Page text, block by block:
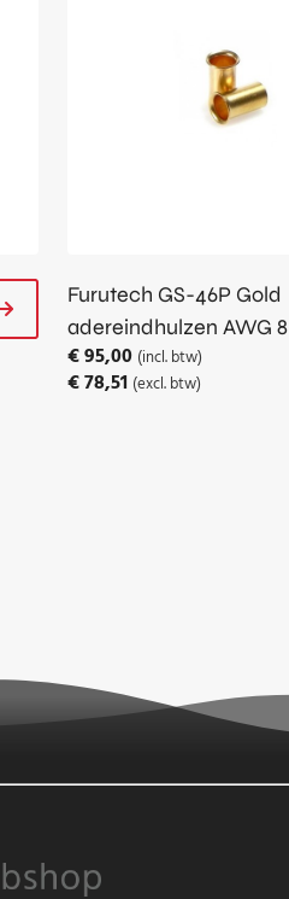
Furutech GS-46P Gold
adereindhulzen AWG 8
€95,00 (incl. btw)
€78,51 (excl. btw)